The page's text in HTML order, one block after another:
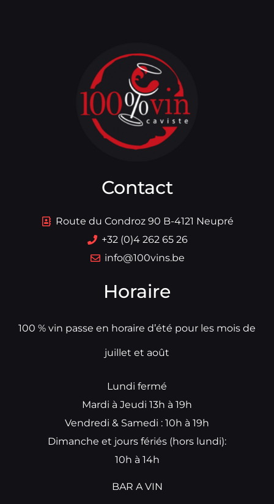
Contact
Route du Condroz 90 B-4121 Neupré
+32 (0)4 262 65 26
info@100vins.be
Horaire
100 % vin passe en horaire d’été pour les mois de
juillet et août
Lundi fermé
Mardi à Jeudi 13h à 19h
Vendredi & Samedi : 10h à 19h
Dimanche et jours fériés (hors lundi):
10h à 14h
BAR A VIN